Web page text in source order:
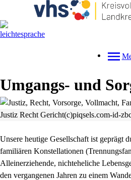
Umgangs- und
Justiz Recht Gericht(c)piqsels.com-id-
Unsere heutige Gesellschaft ist geprägt
familiären Konstellationen
Alleinerziehende, nichteheliche
den vergangenen Jahren zu einem